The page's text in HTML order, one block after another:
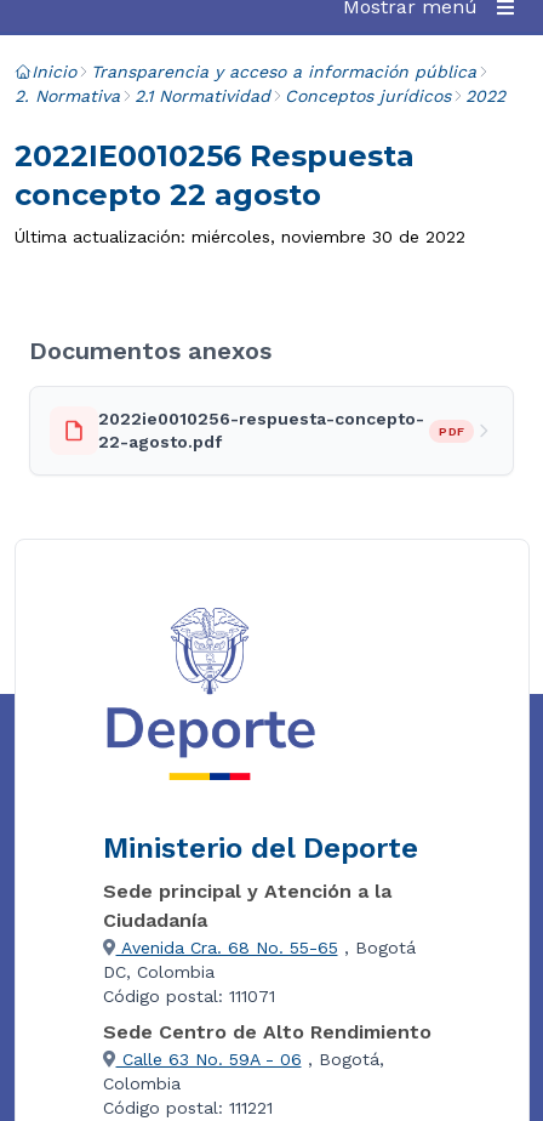
Mostrar menú
Inicio
Transparencia y acceso a información pública
2. Normativa
2.1 Normatividad Conceptos jurídicos 2022
2022IE0010256 Respuesta
concepto 22 agosto
Última actualización: miércoles, noviembre 30 de 2022
Documentos anexos
2022ie0010256-respuesta-concepto-
22-agosto.pdf
PDF
Ministerio del Deporte
Sede principal y Atención a la
Ciudadanía
Avenida Cra. 68 No. 55-65 , Bogotá
DC, Colombia
Código postal: 111071
Sede Centro de Alto Rendimiento
Calle 63 No. 59A - 06 , Bogotá,
Colombia
Código postal: 111221